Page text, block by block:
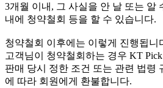
3개월 이내, 그 사실을 안 날 또는 알
내에 청약철회 등을 할 수 있습니다.
청약철회 이후에는 이렇게 진행됩니
고객님이 청약철회하는 경우 KT
판매 당시 정한 조건 또는 관련 법령
에 따라 회원에게 환불합니다.